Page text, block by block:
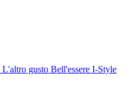
L'altro gusto Bell'essere I-Style